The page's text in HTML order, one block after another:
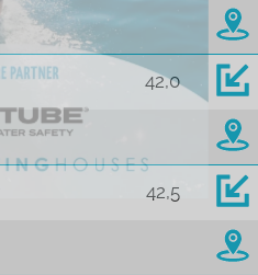
42,0
42,5